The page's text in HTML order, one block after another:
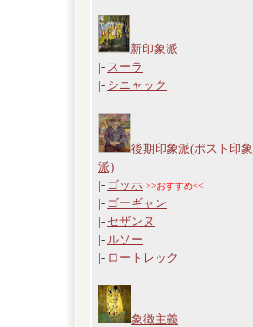
新印象派
|- スーラ
|- シニャック
後期印象派(ポスト印象
派)
|- ゴッホ >>おすすめ<<
|- ゴーギャン
|- セザンヌ
|- ルソー
|- ロートレック
象徴主義